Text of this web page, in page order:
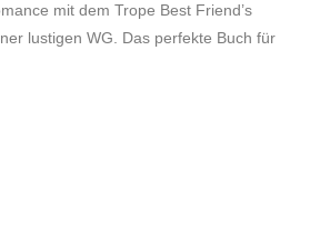
mit dem Trope Best Friend’s
lustigen WG. Das perfekte Buch für